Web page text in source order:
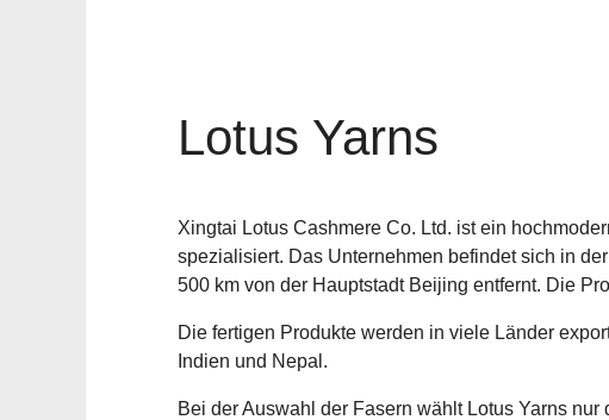
Lotus Yarns
Xingtai Lotus Cashmere Co. Ltd. ist ein
spezialisiert. Das Unternehmen befindet sich in
500 km von der Hauptstadt Beijing entfernt. Die
Die fertigen Produkte werden in viele Länder
Indien und Nepal.
Bei der Auswahl der Fasern wählt Lotus Yarns